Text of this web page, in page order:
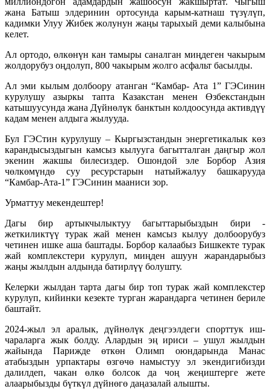
жана Батыш элдеринин ортосунда карым-катнаш түзүлүп,
кадимки Улуу Жибек жолунун жаңы тарыхый деми калыбына
келет.
Ал ортодо, өлкөнүн кан тамыры саналган миңдеген чакырым
жолдорубуз оңдолуп, 800 чакырым жолго асфальт басылды.
Ал эми кылым долбоору атанган “Камбар- Ата 1” ГЭСинин
курулушу азыркы тапта Казакстан менен Өзбекстандын
катышуусунда жана Дүйнөлүк банктын колдоосунда активдүү
кадам менен алдыга жылууда.
Бул ГЭСтин курулушу – Кыргызстандын энергетикалык көз
карандысыздыгын камсыз кылууга багытталган даңгыр жол
экенин жакшы билесиздер. Ошондой эле Борбор Азия
чөлкөмүндө суу ресурстарын натыйжалуу башкарууда
“Камбар-Ата-1” ГЭСинин мааниси зор.
Урматтуу мекендештер!
Дагы бир артыкчылыктуу багыттарыбыздын бири -
жеткиликтүү турак жай менен камсыз кылуу долбоорубуз
четинен ишке аша баштады. Борбор калаабыз Бишкекте турак
жай комплекстери курулуп, миңден ашуун жарандарыбыз
жаңы жылдын алдында батирлүү болушту.
Келерки жылдан тарта дагы бир топ турак жай комплекстер
курулуп, кийинки кезекте турган жарандарга четинен бериле
баштайт.
2024-жыл эл аралык, дүйнөлүк деңгээлдеги спорттук иш-
чараларга жык болду. Алардын эң ириси – ушул жылдын
жайында Парижде өткөн Олимп оюндарында Манас
атабыздын урпактары өзгөчө намыстуу эл экендигибизди
далилдеп, чакан өлкө болсок да чоң жеңиштерге жете
алаарыбызды бүткүл дүйнөгө даңазалай алышты.